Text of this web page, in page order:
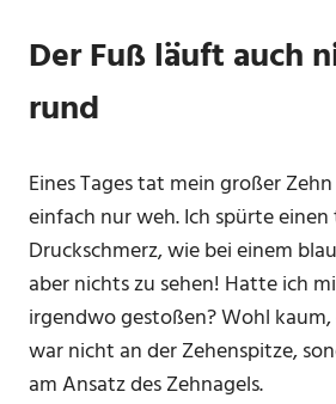
Der Fuß läuft auch
rund
Eines Tages tat mein großer
einfach nur weh. Ich spürte
Druckschmerz, wie bei einem
aber nichts zu sehen! Hatte ich
irgendwo gestoßen? Wohl
war nicht an der Zehenspitze,
am Ansatz des Zehnagels.